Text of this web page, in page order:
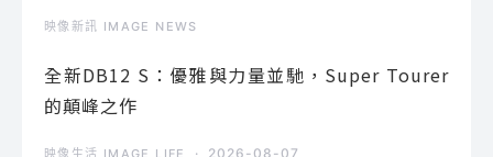
映像新訊 IMAGE NEWS
全新DB12 S：優雅與力量並馳，Super Tourer
的顛峰之作
映像生活 IMAGE LIFE 2026-08-07